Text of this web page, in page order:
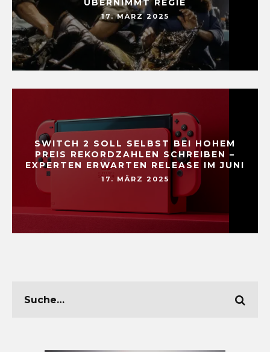
ÜBERNIMMT REGIE
17. MÄRZ 2025
SWITCH 2 SOLL SELBST BEI HOHEM
PREIS REKORDZAHLEN SCHREIBEN –
EXPERTEN ERWARTEN RELEASE IM JUNI
17. MÄRZ 2025